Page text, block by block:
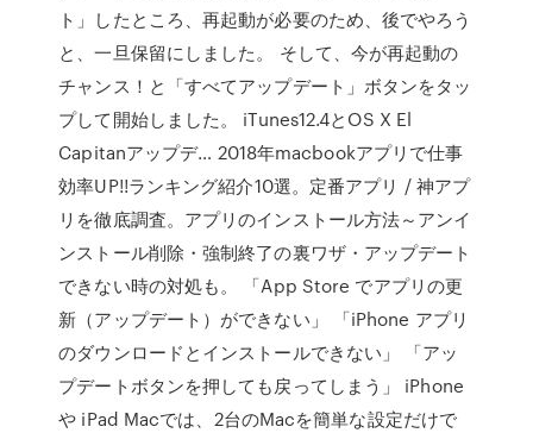
ト」したところ、再起動が必要のため、後でやろう
と、一旦保留にしました。 そして、今が再起動の
チャンス！と「すべてアップデート」ボタンをタッ
プして開始しました。 iTunes12.4とOS X El
Capitanアップデ… 2018年macbookアプリで仕事
効率UP!!ランキング紹介10選。定番アプリ / 神アプ
リを徹底調査。アプリのインストール方法～アンイ
ンストール削除・強制終了の裏ワザ・アップデート
できない時の対処も。 「App Store でアプリの更
新（アップデート）ができない」 「iPhone アプリ
のダウンロードとインストールできない」 「アッ
プデートボタンを押しても戻ってしまう」 iPhone
や iPad Macでは、2台のMacを簡単な設定だけで